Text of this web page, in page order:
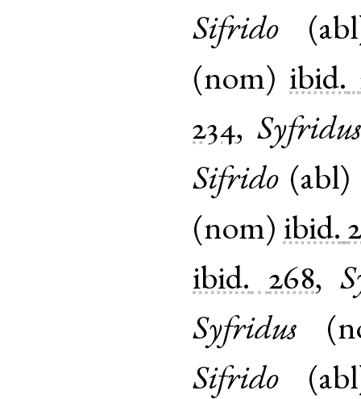
Sifrido (abl
(nom) ibid.
234, Syfridus
Sifrido (abl)
(nom) ibid.
ibid.
268,
Syfridus (
Sifrido (abl